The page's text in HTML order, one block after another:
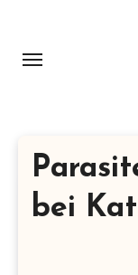
springen
bei